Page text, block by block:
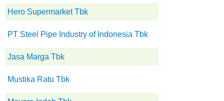
Hero Supermarket Tbk
PT Steel Pipe Industry of Indonesia Tbk
Jasa Marga Tbk
Mustika Ratu Tbk